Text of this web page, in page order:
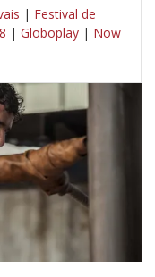
| Festival de
| Globoplay | Now